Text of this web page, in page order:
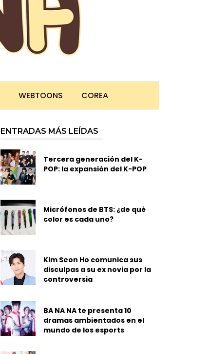
WEBTOONS COREA
ENTRADAS MÁS LEÍDAS
Tercera generación del K-
POP: la expansión del K-POP
Micrófonos de BTS: ¿de qué
color es cada uno?
Kim Seon Ho comunica sus
disculpas a su ex novia por la
controversia
BA NA NA te presenta 10
dramas ambientados en el
mundo de los esports